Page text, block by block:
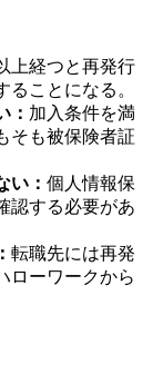
上経つと再発行
ことになる。
： 加入条件を満
そも被保険者証
い： 個人情報保
認する必要があ
転職先には再発
ローワークから